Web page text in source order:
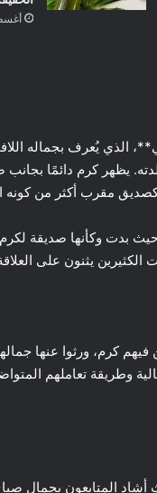
أغسطس
الذي يُعرف بجماله
يظهر كرم دائمًا بجانب
كصديق مقرب أكثر من كونه
بدت وكأنها صديقة لكرم
يثنون على العلاقة
كرم، ورثوا عنها
وطريقة تعاملهم
المتابعون بجمال